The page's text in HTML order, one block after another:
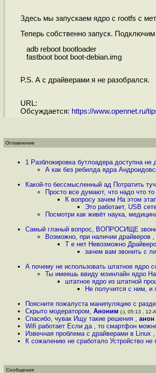
Здесь мы запускаем ядро с rootfs с
Теперь собственно запуск.
adb reboot bootloader
fastboot boot boot-debian.img
P.S. А с драйверами я не разобрался.
URL:
Обсуждается: https://www.opennet.ru/
Оглавление
1 Разблокировка бутлоадера доступна
А как без ребилда ядра
Какой-то бессмысленный ад Потратить
Просто все думают, что надо что
К вопросу зачем На этом
Это работает, USB
Посмотри как живёт наука,
Самый гланый вопрос, ВОПРОСИЩЕ
Возможно, при наличии драйверов ,
Т е нет Невозможно
зачем вам звонить с
А почему не использовать штатное ядро
Ты имеешь ввиду мэинлайн ядро
штатное ядро из штатной
Не получится с ним, и
Поясните пожалуста манипуляцию с
Скрыто модератором, Аноним (-), 05:13 , 12-
Спасибо, чувак Ищу такие решения , анон
Wifi работает Если да , то смартфон
Извечная проблема с драйверами в Linux ,
К сожалению не сработало Устройство
Сообщения